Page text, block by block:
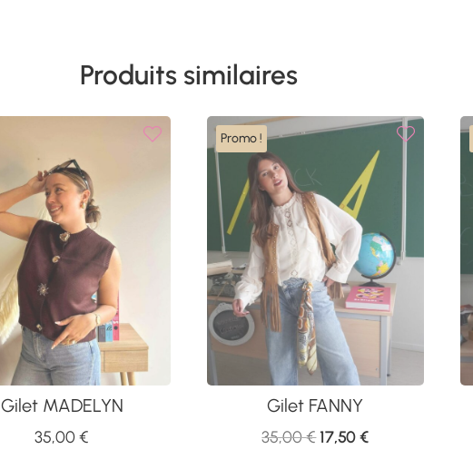
Produits similaires
Gilet MADELYN
35,00€
Promo !
Gilet FANNY
35,00€ Le
17,50€Le